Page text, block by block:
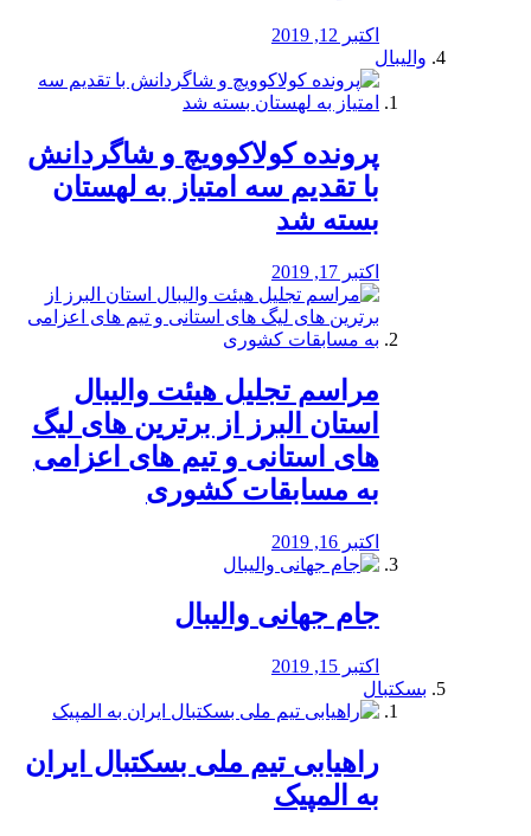
اکتبر 12, 2019
والیبال
پرونده کولاکوویچ و شاگردانش
با تقدیم سه امتیاز به لهستان
بسته شد
اکتبر 17, 2019
مراسم تجلیل هیئت والیبال
استان البرز از برترین های لیگ
های استانی و تیم های اعزامی
به مسابقات کشوری
اکتبر 16, 2019
جام جهانی والیبال
اکتبر 15, 2019
بسکتبال
راهیابی تیم ملی بسکتبال ایران
به المپیک